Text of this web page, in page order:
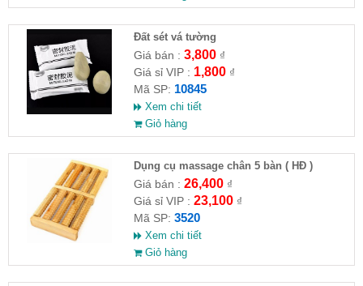
Đất sét vá tường
Giá bán : 3,800₫
Giá sỉ VIP : 1,800₫
Mã SP: 10845
Xem chi tiết
Giỏ hàng
Dụng cụ massage chân 5 bàn ( HĐ )
Giá bán : 26,400₫
Giá sỉ VIP : 23,100₫
Mã SP: 3520
Xem chi tiết
Giỏ hàng